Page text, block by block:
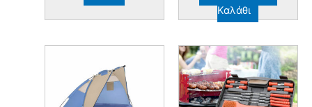
Καλάθι